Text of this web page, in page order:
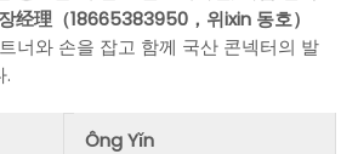
장经理（18665383950，위ixin 동호）
너와 손을 잡고 함께 국산 콘넥터의 발
.
Ông Yǐn